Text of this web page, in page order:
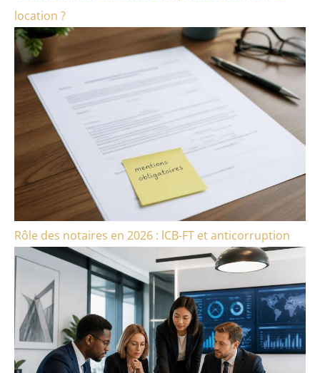
location ?
Rôle des notaires en 2026 : lCB-FT et anticorruption